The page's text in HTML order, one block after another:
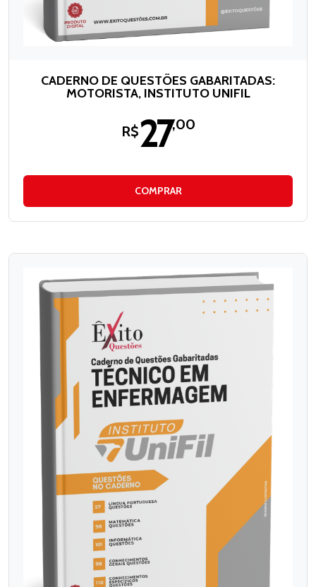
CADERNO DE QUESTÕES GABARITADAS:
MOTORISTA, INSTITUTO UNIFIL
R$27,00
COMPRAR